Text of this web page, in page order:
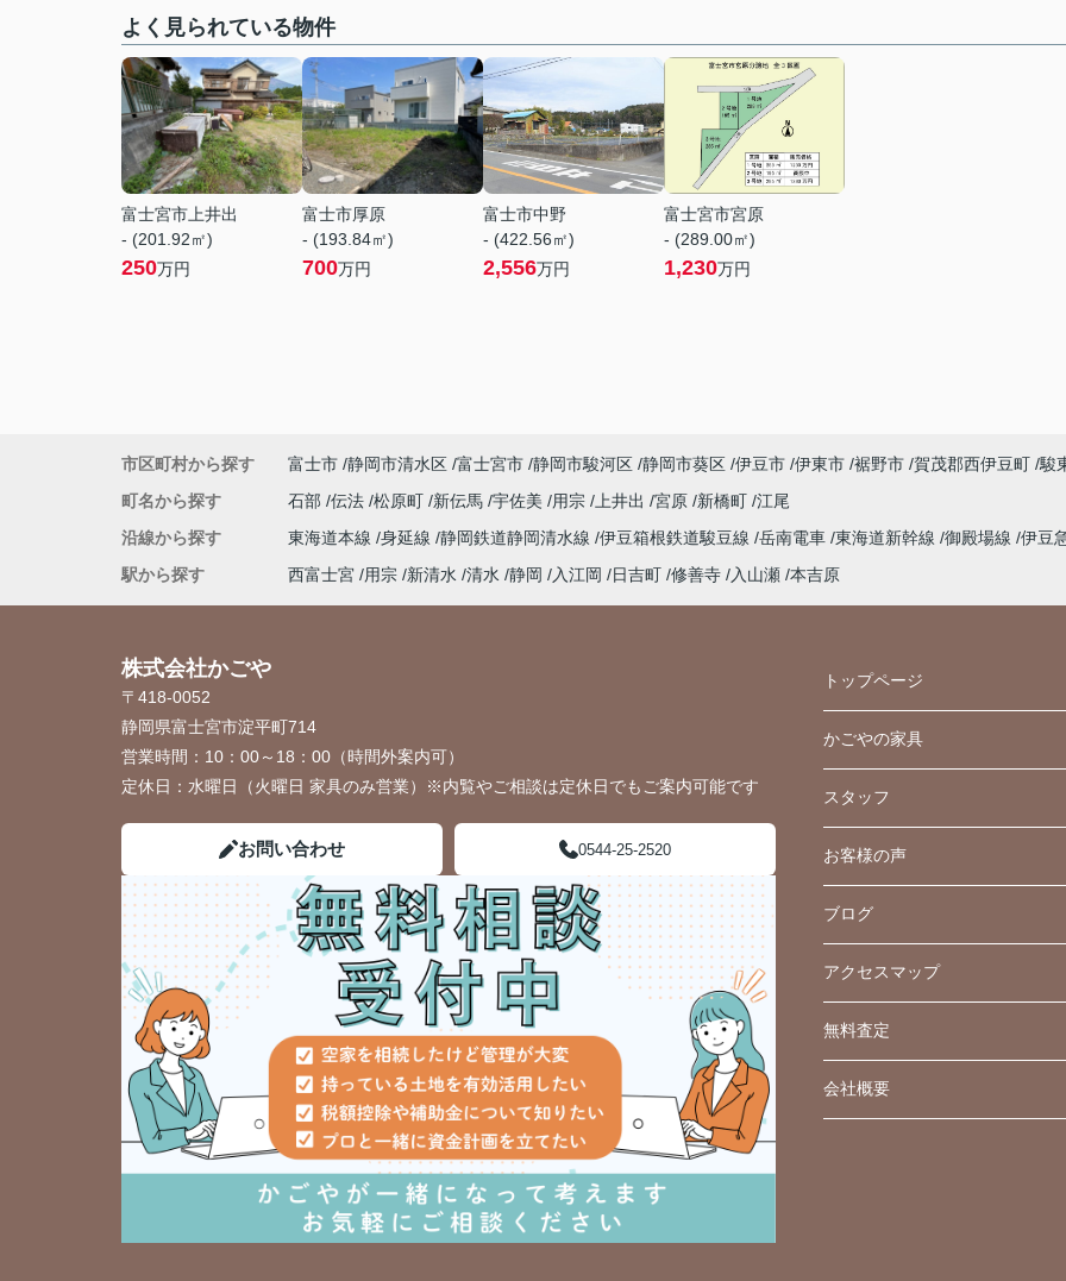
よく見られている物件
富士宮市上井出
- (201.92㎡)
250万円
富士市厚原
- (193.84㎡)
700万円
富士市中野
- (422.56㎡)
2,556万円
富士宮市宮原
- (289.00㎡)
1,230万円
市区町村から探す 富士市 静岡市清水区 富士宮市 静岡市駿河区 静岡市葵区 伊豆市 伊東市 裾野市 賀茂郡西伊豆町 駿
町名から探す
石部 伝法 松原町 新伝馬 宇佐美 用宗 上井出 宮原 新橋町 江尾
沿線から探す
東海道本線 身延線 静岡鉄道静岡清水線 伊豆箱根鉄道駿豆線 岳南電車 東海道新幹線 御殿場線 伊豆
駅から探す
西富士宮 用宗 新清水 清水 静岡 入江岡 日吉町 修善寺 入山瀬 本吉原
株式会社かごや
〒418-0052
静岡県富士宮市淀平町714
営業時間： 10：00～18：00（時間外案内可）
定休日： 水曜日（火曜日 家具のみ営業）※内覧やご相談は定休日でもご案内可能です
お問い合わせ 0544-25-2520
トップページ
かごやの家具
スタッフ
お客様の声
ブログ
アクセスマップ
無料査定
会社概要